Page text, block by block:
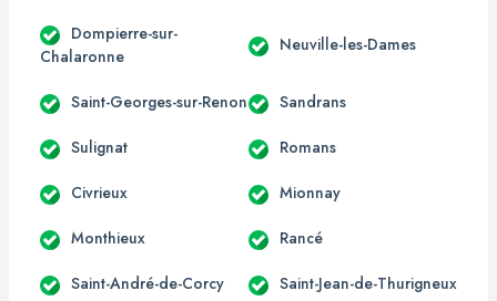
Dompierre-sur-
Chalaronne
Neuville-les-Dames
Saint-Georges-sur-Renon Sandrans
Sulignat Romans
Civrieux Mionnay
Monthieux Rancé
Saint-André-de-Corcy Saint-Jean-de-Thurigneux